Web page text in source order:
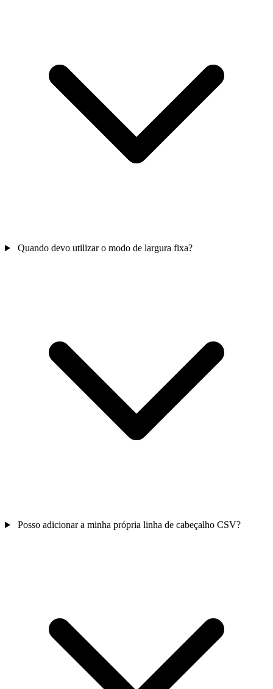
Quando devo utilizar o modo de largura fixa?
Posso adicionar a minha própria linha de cabeçalho CSV?